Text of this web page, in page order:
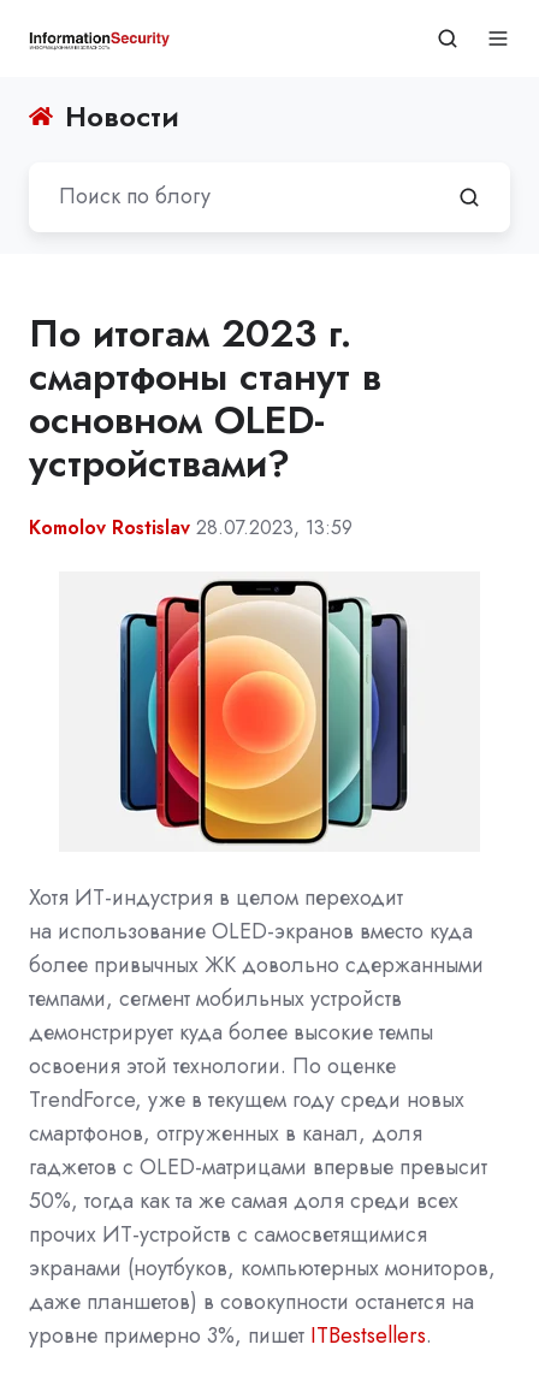
Новости
По итогам 2023 г.
смартфоны станут в
основном OLED-
устройствами?
Komolov Rostislav 28.07.2023, 13:59
Хотя ИТ-индустрия в целом переходит
на использование OLED-экранов вместо куда
более привычных ЖК довольно сдержанными
темпами, сегмент мобильных устройств
демонстрирует куда более высокие темпы
освоения этой технологии. По оценке
TrendForce, уже в текущем году среди новых
смартфонов, отгруженных в канал, доля
гаджетов с OLED-матрицами впервые превысит
50%, тогда как та же самая доля среди всех
прочих ИТ-устройств с самосветящимися
экранами (ноутбуков, компьютерных мониторов,
даже планшетов) в совокупности останется на
уровне примерно 3%, пишет ITBestsellers.